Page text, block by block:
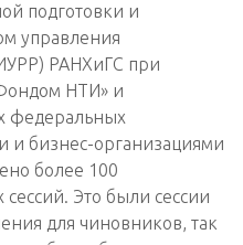
подготовки и
управления
РАНХиГС при
НТИ» и
федеральных
и бизнес-организациями
более 100
сессий. Это были сессии
для чиновников, так